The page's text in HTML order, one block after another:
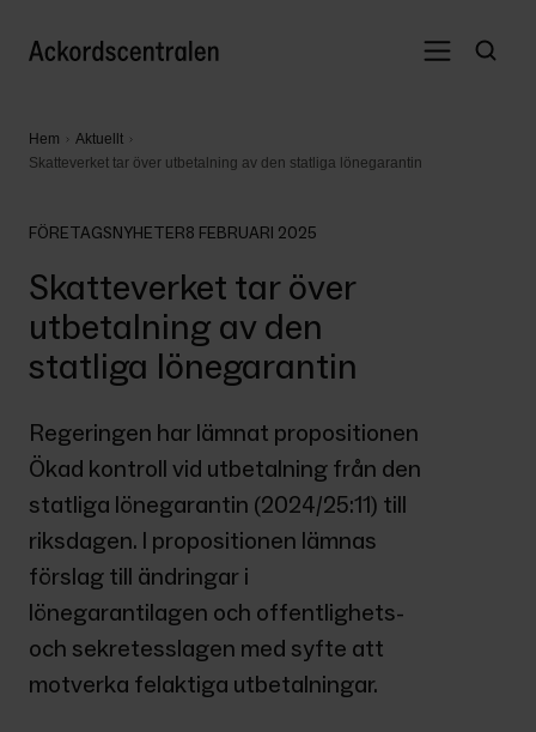
Hem
Aktuellt
Skatteverket tar över utbetalning av den statliga lönegarantin
FÖRETAGSNYHETER8 FEBRUARI 2025
Skatteverket tar över
utbetalning av den
statliga lönegarantin
Regeringen har lämnat propositionen
Ökad kontroll vid utbetalning från den
statliga lönegarantin (2024/25:11) till
riksdagen. I propositionen lämnas
förslag till ändringar i
lönegarantilagen och offentlighets-
och sekretesslagen med syfte att
motverka felaktiga utbetalningar.